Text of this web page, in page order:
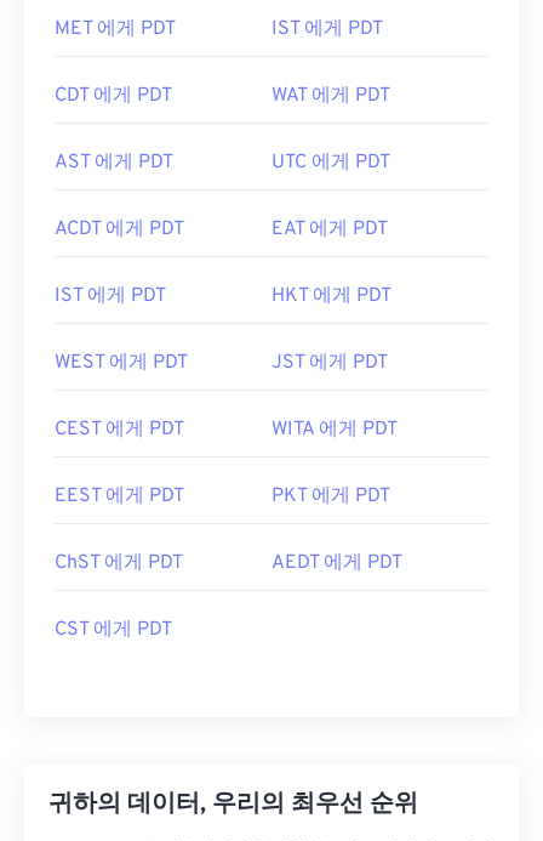
MET 에게 PDT IST 에게 PDT
CDT 에게 PDT WAT 에게 PDT
AST 에게 PDT UTC 에게 PDT
ACDT 에게 PDT EAT 에게 PDT
IST 에게 PDT HKT 에게 PDT
WEST 에게 PDT JST 에게 PDT
CEST 에게 PDT WITA 에게 PDT
EEST 에게 PDT PKT 에게 PDT
ChST 에게 PDT AEDT 에게 PDT
CST 에게 PDT
귀하의 데이터, 우리의 최우선 순위